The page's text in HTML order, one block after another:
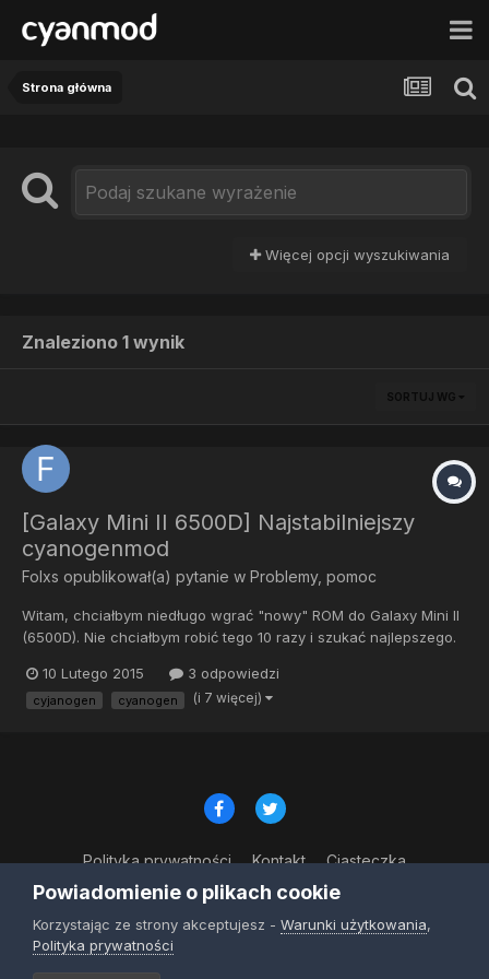
Strona główna
Więcej opcji wyszukiwania
Znaleziono 1 wynik
SORTUJ WG
[Galaxy Mini II 6500D] Najstabilniejszy
cyanogenmod
Folxs opublikował(a) pytanie w Problemy, pomoc
Witam, chciałbym niedługo wgrać "nowy" ROM do Galaxy Mini II
(6500D). Nie chciałbym robić tego 10 razy i szukać najlepszego.
taki jest) Ważne żeby WiFi i kamera działały bez problemów.
Jaka baza androida? Mnie osobiście 2.3.7 wystarczy...
10 Lutego 2015 3 odpowiedzi
cyjanogen cyanogen (i 7 więcej)
Polityka prywatności Kontakt Ciasteczka
© Copyright 2023
Powered by Invision Community
Powiadomienie o plikach cookie
Korzystając ze strony akceptujesz - Warunki użytkowania,
Polityka prywatności